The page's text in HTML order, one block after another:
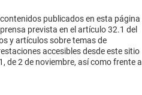
publicados en esta página
prevista en el artículo 32.1 del
y artículos sobre temas de
accesibles desde este sitio
de 2 de noviembre, así como frente a